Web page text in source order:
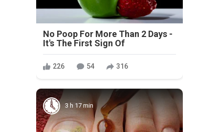
No Poop For More Than 2 Days -
It's The First Sign Of
226 54 316
3 h 17 min